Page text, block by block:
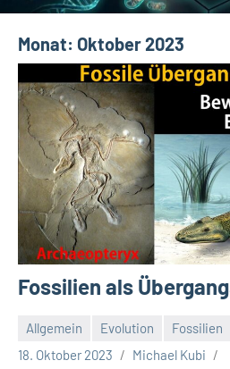
Monat: Oktober 2023
Fossilien als
Allgemein Evolution Fossilien
18. Oktober 2023
Michael Kubi